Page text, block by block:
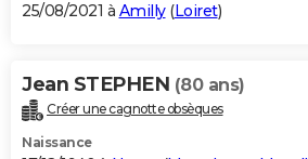
25/08/2021 à Amilly(Loiret)
Jean STEPHEN (80 ans)
Créer une cagnotte obsèques
Naissance